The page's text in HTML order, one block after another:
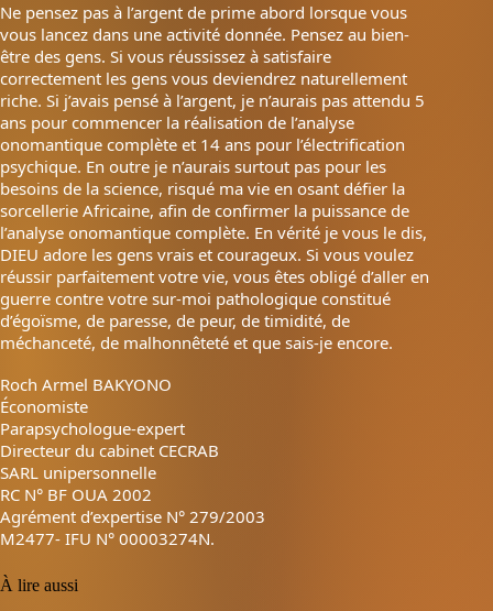
Ne pensez pas à l’argent de prime abord lorsque vous
vous lancez dans une activité donnée. Pensez au bien-
être des gens. Si vous réussissez à satisfaire
correctement les gens vous deviendrez naturellement
riche. Si j’avais pensé à l’argent, je n’aurais pas attendu 5
ans pour commencer la réalisation de l’analyse
onomantique complète et 14 ans pour l’électrification
psychique. En outre je n’aurais surtout pas pour les
besoins de la science, risqué ma vie en osant défier la
sorcellerie Africaine, afin de confirmer la puissance de
l’analyse onomantique complète. En vérité je vous le dis,
DIEU adore les gens vrais et courageux. Si vous voulez
réussir parfaitement votre vie, vous êtes obligé d’aller en
guerre contre votre sur-moi pathologique constitué
d’égoïsme, de paresse, de peur, de timidité, de
méchanceté, de malhonnêteté et que sais-je encore.
Roch Armel BAKYONO
Économiste
Parapsychologue-expert
Directeur du cabinet CECRAB
SARL unipersonnelle
RC N° BF OUA 2002
Agrément d’expertise N° 279/2003
M2477- IFU N° 00003274N.
À lire aussi